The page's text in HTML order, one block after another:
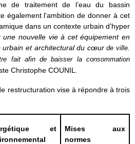
de traitement de l’eau du bassin
également l’ambition de donner à cet
dans un contexte urbain d’hyper
une nouvelle vie à cet équipement en
urbain et architectural du cœurde ville.
fait afin de baisser la consommation
Christophe COUNIL.
restructuration vise à répondre à trois
et
Mises aux
normes